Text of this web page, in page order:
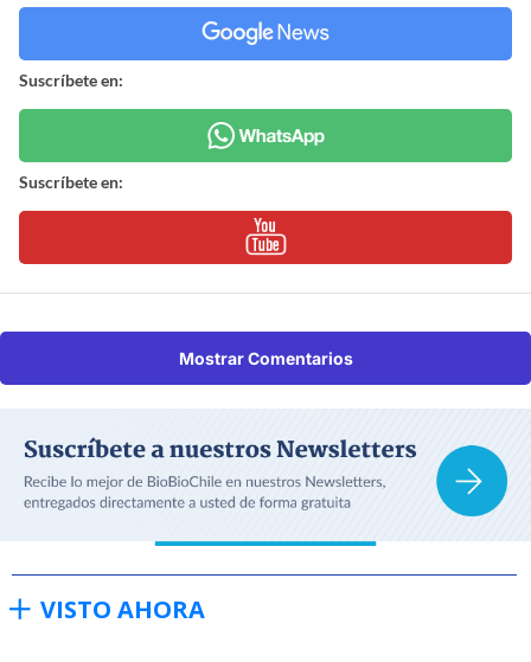
Suscríbete en:
Suscríbete en:
Mostrar Comentarios
VISTO AHORA